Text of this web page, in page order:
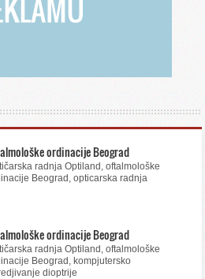
ordinacije Beograd
radnja Optiland, oftalmološke
Beograd, opticarska radnja
ordinacije Beograd
radnja Optiland, oftalmološke
Beograd, kompjutersko
dioptrije